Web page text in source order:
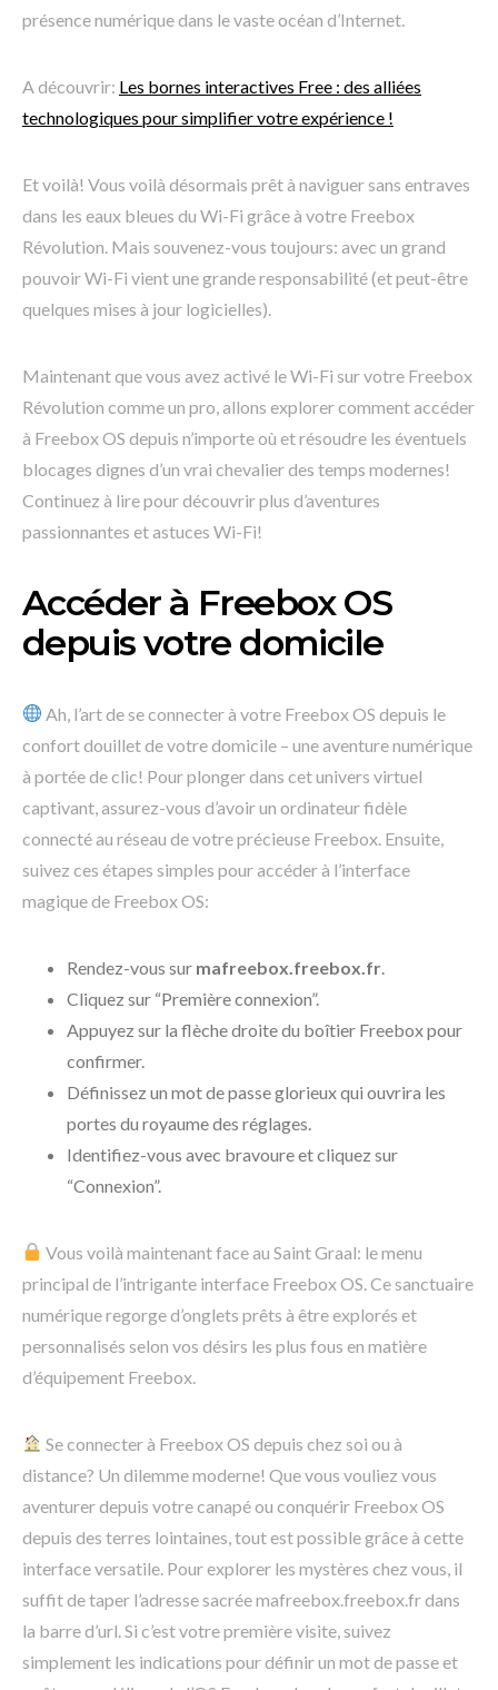
présence numérique dans le vaste océan d’Internet.
A découvrir: Les bornes interactives Free : des alliées
technologiques pour simplifier votre expérience !
Et voilà! Vous voilà désormais prêt à naviguer sans entraves
dans les eaux bleues du Wi-Fi grâce à votre Freebox
Révolution. Mais souvenez-vous toujours: avec un grand
pouvoir Wi-Fi vient une grande responsabilité (et peut-être
quelques mises à jour logicielles).
Maintenant que vous avez activé le Wi-Fi sur votre Freebox
Révolution comme un pro, allons explorer comment accéder
à Freebox OS depuis n’importe où et résoudre les éventuels
blocages dignes d’un vrai chevalier des temps modernes!
Continuez à lire pour découvrir plus d’aventures
passionnantes et astuces Wi-Fi!
Accéder à Freebox OS
depuis votre domicile
Ah, l’art de se connecter à votre Freebox OS depuis le
confort douillet de votre domicile – une aventure numérique
à portée de clic! Pour plonger dans cet univers virtuel
captivant, assurez-vous d’avoir un ordinateur fidèle
connecté au réseau de votre précieuse Freebox. Ensuite,
suivez ces étapes simples pour accéder à l’interface
magique de Freebox OS:
Rendez-vous sur mafreebox.freebox.fr
Cliquez sur “Première connexion”.
Appuyez sur la flèche droite du boîtier Freebox pour
confirmer.
Définissez un mot de passe glorieux qui ouvrira les
portes du royaume des réglages.
Identifiez-vous avec bravoure et cliquez sur
“Connexion”.
Vous voilà maintenant face au Saint Graal: le menu
principal de l’intrigante interface Freebox OS. Ce sanctuaire
numérique regorge d’onglets prêts à être explorés et
personnalisés selon vos désirs les plus fous en matière
d’équipement Freebox.
Se connecter à Freebox OS depuis chez soi ou à
distance? Un dilemme moderne! Que vous vouliez vous
aventurer depuis votre canapé ou conquérir Freebox OS
depuis des terres lointaines, tout est possible grâce à cette
interface versatile. Pour explorer les mystères chez vous, il
suffit de taper l’adresse sacrée mafreebox.freebox.fr dans
la barre d’url. Si c’est votre première visite, suivez
simplement les indications pour définir un mot de passe et